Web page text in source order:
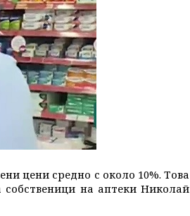
цени средно с около 10%. Това
собственици на аптеки Николай